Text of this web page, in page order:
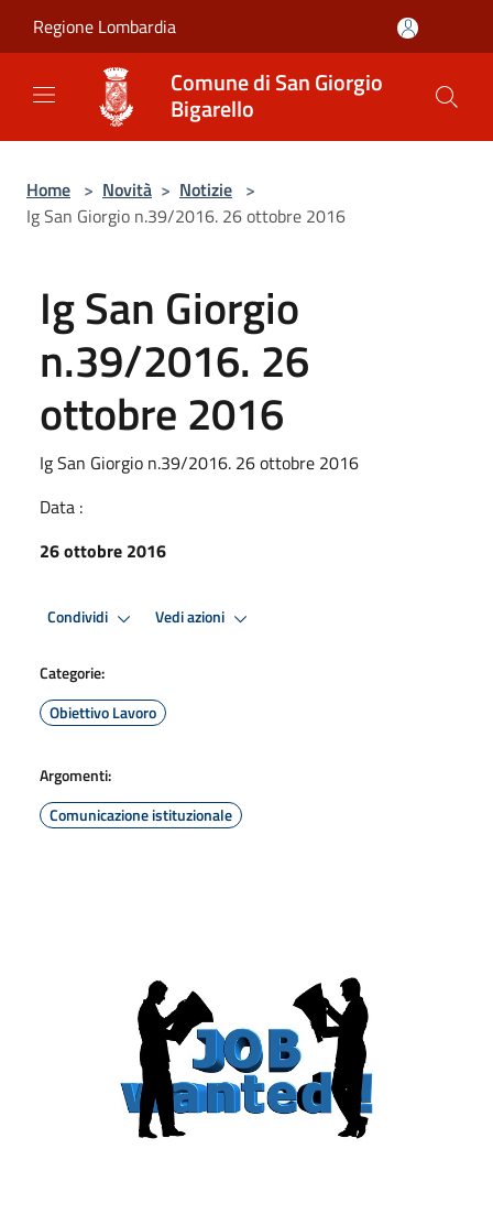
Regione Lombardia
Comune di San Giorgio
Bigarello
Home > Novità > Notizie >
Ig San Giorgio n.39/2016. 26 ottobre 2016
Ig San Giorgio
n.39/2016. 26
ottobre 2016
Ig San Giorgio n.39/2016. 26 ottobre 2016
Data :
26 ottobre 2016
Condividi Vedi azioni
Categorie:
Obiettivo Lavoro
Argomenti:
Comunicazione istituzionale